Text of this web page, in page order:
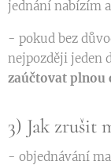
jednání nabízím
- pokud bez
nejpozději jeden
zaúčtovat plnou
3) Jak zrušit
- objednávání